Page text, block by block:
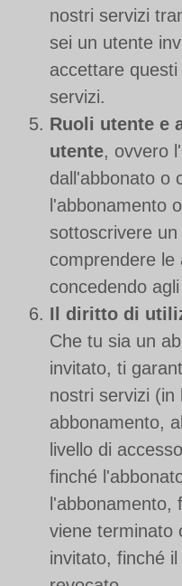
nostri servizi
sei un utente
accettare
servizi.
Ruoli utente e
utente, ovvero
dall'abbonato o
l'abbonamento
sottoscrivere
comprendere le
concedendo
Il diritto di
Che tu sia un
invitato, ti
nostri servizi (in
abbonamento,
livello di
finché
l'abbonamento,
viene terminato
invitato, finché